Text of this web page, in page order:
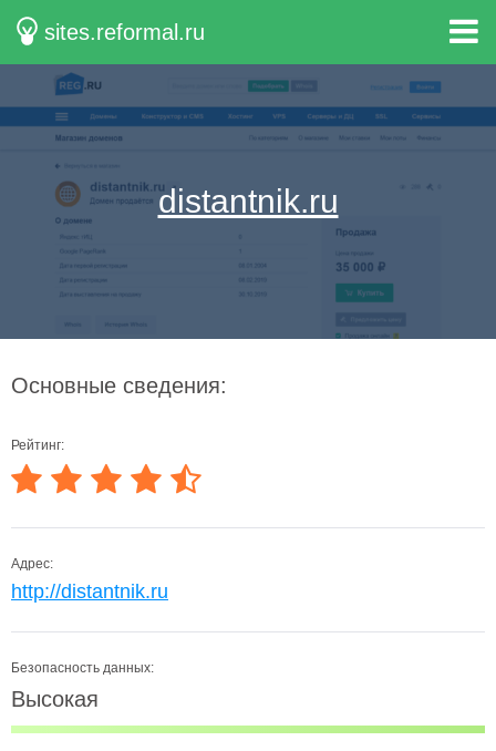
sites.reformal.ru
distantnik.ru
Основные сведения:
Рейтинг:
Адрес:
http://distantnik.ru
Безопасность данных:
Высокая